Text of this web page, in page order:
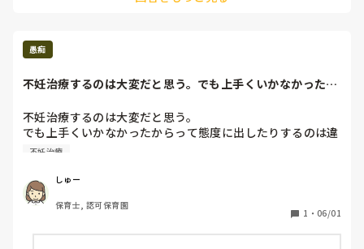
愚痴
不妊治療するのは大変だと思う。でも上手くいかなかったか
不妊治療するのは大変だと思う。
でも上手くいかなかったからって態度に出したりするのは違
うと思う。
これは私が未熟なだけですか？
不妊治療
しゅー
保育士, 認可保育園
1 ・ 06/01